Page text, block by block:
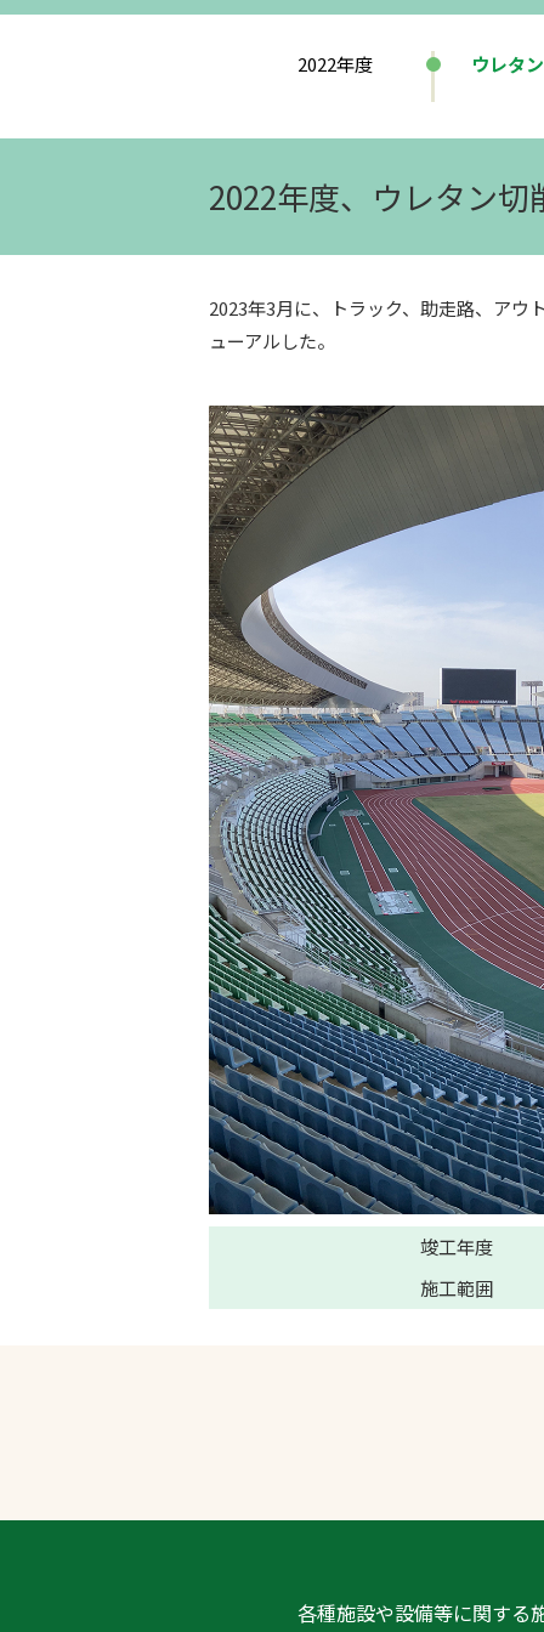
2022年度 ウレタ
2022年度、ウレタン
2023年3月に、トラック、助走路、アウ
ューアルした。
竣工年度
施工範囲
各種施設や設備等に関する